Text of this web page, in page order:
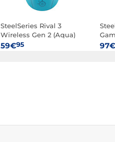
SteelSeries Rival 3
Wireless Gen 2 (Aqua)
59€95 97€